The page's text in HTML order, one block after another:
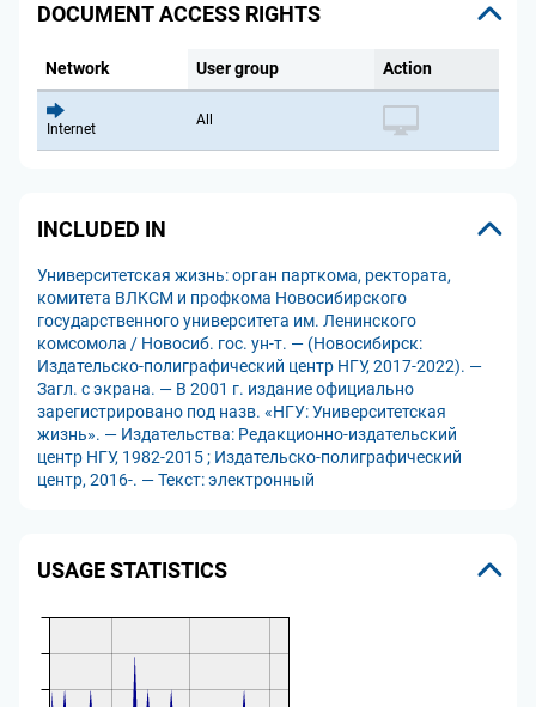
DOCUMENT ACCESS RIGHTS
Network User group Action
Internet
All
INCLUDED IN
Университетская жизнь: орган парткома, ректората,
комитета ВЛКСМ и профкома Новосибирского
государственного университета им. Ленинского
комсомола / Новосиб. гос. ун-т. — (Новосибирск:
Издательско-полиграфический центр НГУ, 2017-2022). —
Загл. с экрана. — В 2001 г. издание официально
зарегистрировано под назв. «НГУ: Университетская
жизнь». — Издательства: Редакционно-издательский
центр НГУ, 1982-2015 ; Издательско-полиграфический
центр, 2016-. — Текст: электронный
USAGE STATISTICS